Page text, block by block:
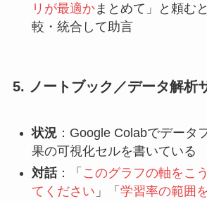
リが最適かまとめて」と頼む
較・統合して助言
5. ノートブック／データ解析
状況：Google Colabでデータ
果の可視化セルを書いている
対話：「 このグラフの軸をこ
てください 」「 学習率の範囲